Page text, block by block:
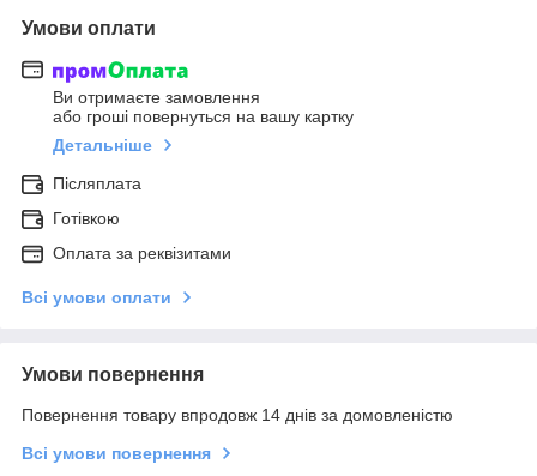
Умови оплати
Ви отримаєте замовлення
або гроші повернуться на вашу картку
Детальніше
Післяплата
Готівкою
Оплата за реквізитами
Всі умови оплати
Умови повернення
Повернення товару впродовж 14 днів за домовленістю
Всі умови повернення